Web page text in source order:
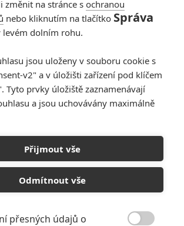
pryč. Pixar se vrací do vyjetých kolejí.
ukázek už frčí na podstatně veselejší
tváři se jim vyloudit daří. Nejnovější
je navíc dost energická, takže
na půl plynu. Mezinárodní se zase spoléhá
docela divně. Ostatně, můžete
změnit na stránce s ochranou
nebo kliknutím na tlačítko Správa
levém dolním rohu.
jsou uloženy v souboru cookie s
v2" a v úložišti zařízení pod klíčem
Tyto prvky úložiště zaznamenávají
a jsou uchovávány maximálně
Přijmout vše
Odmítnout vše
přesných údajů o